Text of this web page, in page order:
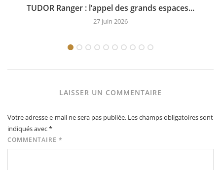
TUDOR Ranger : l’appel des grands espaces...
27 juin 2026
LAISSER UN COMMENTAIRE
Votre adresse e-mail ne sera pas publiée. Les champs obligatoires sont
indiqués avec*
COMMENTAIRE *